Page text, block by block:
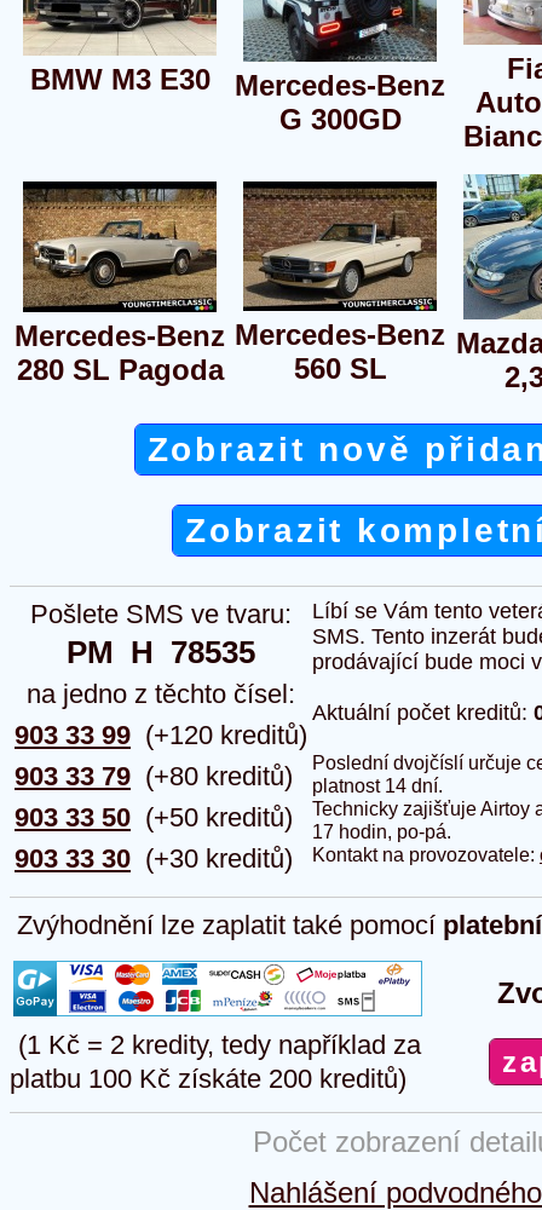
BMW M3 E30
Mercedes-Benz
G 300GD
Mercedes-Benz
280 SL Pagoda
Mercedes-Benz
560 SL
Zobrazit nově
Zobrazit
Pošlete SMS ve tvaru:
PM  H  78535
na jedno z těchto čísel:
903 33 99
903 33 79
903 33 50
903 33 30
(+120 kreditů)
(+80 kreditů)
(+50 kreditů)
(+30 kreditů)
Líbí se Vám tento
SMS. Tento inzerát
prodávající bude moci
Aktuální počet kreditů:
Poslední dvojčíslí určuje
platnost 14 dní.
Technicky zajišťuje Airtoy
17 hodin, po-pá.
Kontakt na provozovatele:
Zvýhodnění lze zaplatit také pomocí
(1 Kč = 2 kredity, tedy například za
platbu 100 Kč získáte 200 kreditů)
Počet zobrazení
Nahlášení